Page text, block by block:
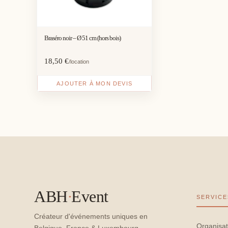
Braséro noir – Ø 51 cm (hors bois)
18,50 €/location
AJOUTER À MON DEVIS
ABH·Event
Créateur d'événements uniques en